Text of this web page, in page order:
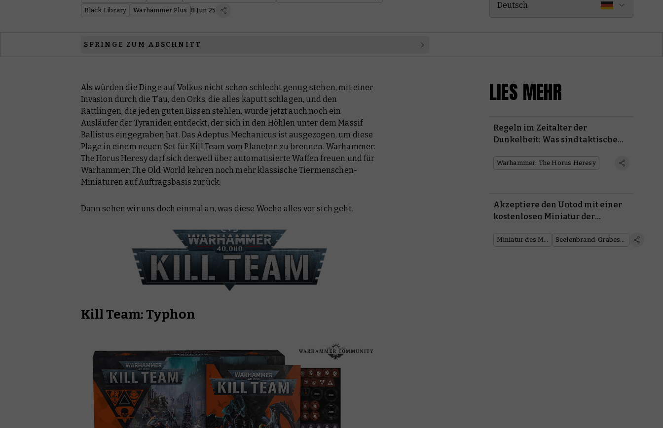
Black Library
Warhammer Plus 8 Jun 25
Deutsch
SPRINGE ZUM ABSCHNITT
Warhammer: The Horus Heresy
Warhammer: The Old World
Black Library
Warhammer Plus
Als würden die Dinge auf Volkus nicht schon schlecht genug stehen, mit einer
Invasion durch die T’au, den Orks, die alles kaputt schlagen, und den
Rattlingen, die jeden guten Bissen stehlen, wurde jetzt auch noch ein
Ausläufer der Tyraniden entdeckt, der sich in den Höhlen unter dem Massif
Ballistus eingegraben hat. Das Adeptus Mechanicus ist ausgezogen, um diese
Plage in einem neuen Set für Kill Team vom Planeten zu brennen. Warhammer:
The Horus Heresy darf sich derweil über automatisierte Waffen freuen und für
Warhammer: The Old World kehren noch mehr klassische Tiermenschen-
Miniaturen auf Auftragsbasis zurück.
Dann sehen wir uns doch einmal an, was diese Woche alles vor sich geht.
Kill Team: Typhon
LIES MEHR
Regeln im Zeitalter der
Dunkelheit: Was sind taktische
Warhammer: The Horus Heresy
Akzeptiere den Untod mit einer
kostenlosen Miniatur der
Seelenbrand-Grabesfürsten-
Miniatur des Monats Seelenbrand-Grabesfürsten